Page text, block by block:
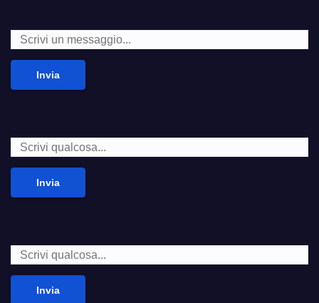
Invia
Invia
Invia